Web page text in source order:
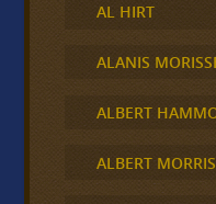
AL HIRT
ALANIS
ALBERT
ALBERT MORRIS